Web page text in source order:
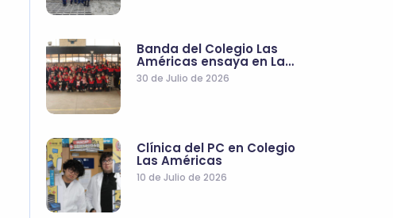
Banda del Colegio Las
Américas ensaya en La…
30 de Julio de 2026
Clínica del PC en Colegio
Las Américas
10 de Julio de 2026